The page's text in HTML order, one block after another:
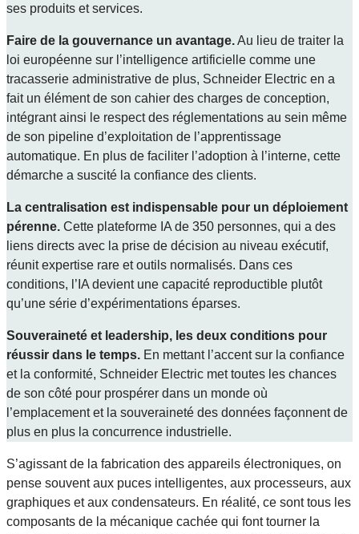
ses produits et services.
Faire de la gouvernance un avantage.Au lieu de traiter la
loi européenne sur l’intelligence artificielle comme une
tracasserie administrative de plus, Schneider Electric en a
fait un élément de son cahier des charges de conception,
intégrant ainsi le respect des réglementations au sein même
de son pipeline d’exploitation de l’apprentissage
automatique. En plus de faciliter l’adoption à l’interne, cette
démarche a suscité la confiance des clients.
La centralisation est indispensable pour un déploiement
pérenne. Cette plateforme IA de 350 personnes, qui a des
liens directs avec la prise de décision au niveau exécutif,
réunit expertise rare et outils normalisés. Dans ces
conditions, l’IA devient une capacité reproductible plutôt
qu’une série d’expérimentations éparses.
Souveraineté et leadership, les deux conditions pour
réussir dans le temps. En mettant l’accent sur la confiance
et la conformité, Schneider Electric met toutes les chances
de son côté pour prospérer dans un monde où
l’emplacement et la souveraineté des données façonnent de
plus en plus la concurrence industrielle.
S’agissant de la fabrication des appareils électroniques, on
pense souvent aux puces intelligentes, aux processeurs, aux
graphiques et aux condensateurs. En réalité, ce sont tous les
composants de la mécanique cachée qui font tourner la